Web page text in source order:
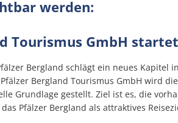
Verbandsgemeindewerke
Bürgerinformation
werden:
Tourismus GmbH
Bergland schlägt ein neues
Bergland Tourismus GmbH wird
Grundlage gestellt. Ziel ist es, die
Pfälzer Bergland als attraktives